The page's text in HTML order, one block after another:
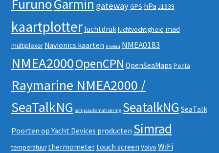
FurunoGarmin gatewayGPS hPa J1939
kaartplotter luchtdrukluchtvochtigheid mad
multiplexer Navionics kaarten niveau NMEA0183
NMEA2000OpenCPN OpenSeaMaps Penta
Raymarine NMEA2000 /
SeaTalkNG schip automatisering SeatalkNG SeaTalk
Poorten op Yacht Devices producten Simrad
temperatuur thermometer touch screen Volvo WiFi